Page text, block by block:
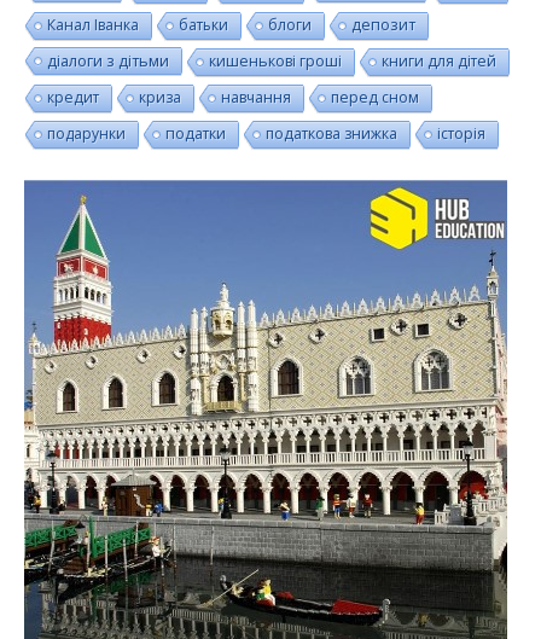
Канал Іванка
батьки блоги депозит
діалоги з дітьми кишенькові гроші
книги для дітей
кредит
криза навчання
перед сном
подарунки
податки податкова знижка історія